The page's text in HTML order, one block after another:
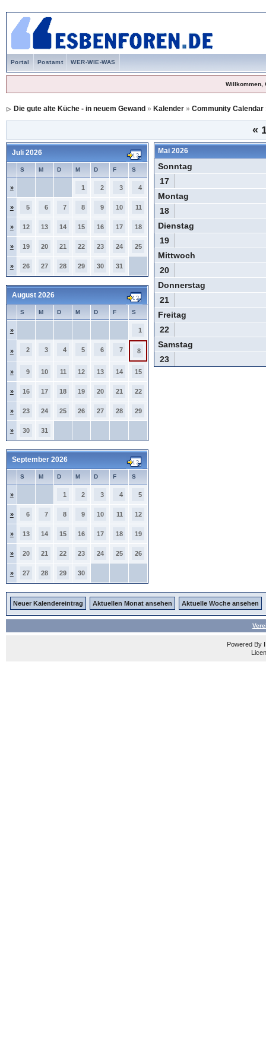
Portal Postamt WER-WIE-WAS
Willkommen,
Die gute alte Küche - in neuem Gewand » Kalender» Community Calendar
«
Juli 2026
S M D M D F S
» 1 2 3 4
» 5 6 7 8 9 10 11
» 12 13 14 15 16 17 18
» 19 20 21 22 23 24 25
» 26 27 28 29 30 31
August 2026
S M D M D F S
» 1
» 2 3 4 5 6 7 8
» 9 10 11 12 13 14 15
» 16 17 18 19 20 21 22
» 23 24 25 26 27 28 29
» 30 31
September 2026
S M D M D F S
» 1 2 3 4 5
» 6 7 8 9 10 11 12
» 13 14 15 16 17 18 19
» 20 21 22 23 24 25 26
» 27 28 29 30
Mai 2026
Sonntag
17
Montag
18
Dienstag
19
Mittwoch
20
Donnerstag
21
Freitag
22
Samstag
23
Neuer Kalendereintrag Aktuellen Monat ansehen Aktuelle Woche ansehen
Powered By